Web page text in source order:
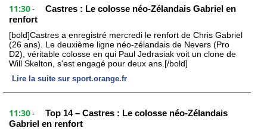
11:30 -
Castres : Le colosse néo-Zélandais Gabriel en
renfort
[bold]Castres a enregistré mercredi le renfort de Chris Gabriel
(26 ans). Le deuxième ligne néo-zélandais de Nevers (Pro
D2), véritable colosse en qui Paul Jedrasiak voit un clone de
Will Skelton, s'est engagé pour deux ans.[/bold]
Lire la suite sur sport.orange.fr
11:30 -
Top 14 – Castres : Le colosse néo-Zélandais
Gabriel en renfort